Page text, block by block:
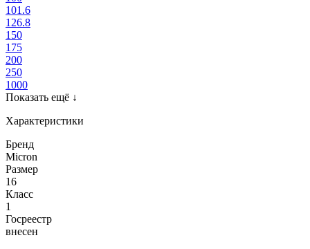
101.6
126.8
150
175
200
250
1000
Показать ещё ↓
Характеристики
Бренд
Micron
Размер
16
Класс
1
Госреестр
внесен